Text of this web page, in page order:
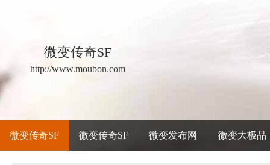
微变传奇SF
http://www.moubon.com
微变传奇SF 微变传奇SF 微变发布网 微变大极品